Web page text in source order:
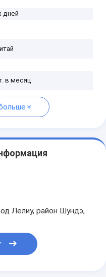
дней
в месяц
Лелиу, район Шундэ,